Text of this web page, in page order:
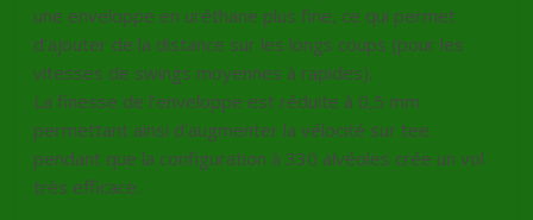
une enveloppe en uréthane plus fine, ce qui permet
d’ajouter de la distance sur les longs coups (pour les
vitesses de swings moyennes à rapides).
La finesse de l’enveloppe est réduite à 0,5 mm
permettant ainsi d’augmenter la vélocité sur tee
pendant que la configuration à 330 alvéoles crée un vol
très efficace.